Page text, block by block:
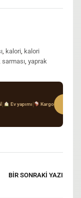
kalori kalori
sarması yaprak
& Ev Yemekleri
tarifi · Kimyasal katkı yok ·
| Ev yapımı| Kargo
BİR SONRAKİ YAZI